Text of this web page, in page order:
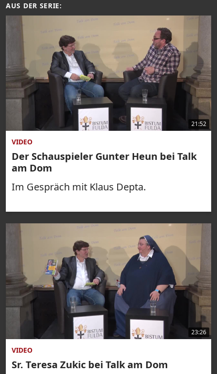
AUS DER SERIE:
21:52
VIDEO
Der Schauspieler Gunter Heun bei Talk
am Dom
Im Gespräch mit Klaus Depta.
23:26
VIDEO
Sr. Teresa Zukic bei Talk am Dom